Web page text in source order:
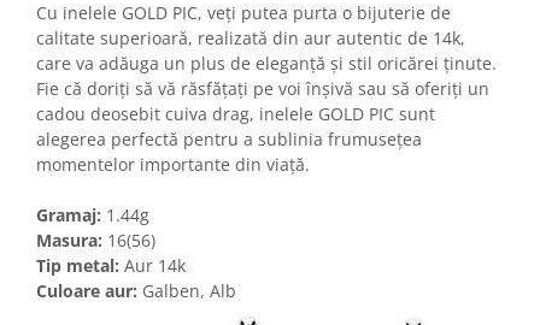
Cu inelele GOLD PIC, veți putea purta o bijuterie de
calitate superioară, realizată din aur autentic de 14k,
care va adăuga un plus de eleganță și stil oricărei ținute.
Fie că doriți să vă răsfățați pe voi înșivă sau să oferiți un
cadou deosebit cuiva drag, inelele GOLD PIC sunt
alegerea perfectă pentru a sublinia frumusețea
momentelor importante din viață.
Gramaj: 1.44g
Masura: 16(56)
Tip metal: Aur 14k
Culoare aur: Galben, Alb